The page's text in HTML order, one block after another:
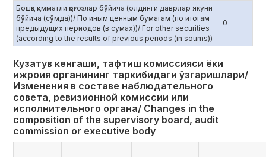
Бошқа қимматли қоғозлар бўйича (олдинги даврлар якуни
бўйича (сўмда))/ По иным ценным бумагам (по итогам
предыдущих периодов (в сумах))/ For other securities
(according to the results of previous periods (in soums))
0
Кузатув кенгаши, тафтиш комиссияси ёки
ижроия органининг таркибидаги ўзгаришлари/
Изменения в составе наблюдательного
совета, ревизионной комиссии или
исполнительного органа/ Сhanges in the
composition of the supervisory board, audit
commission or executive body